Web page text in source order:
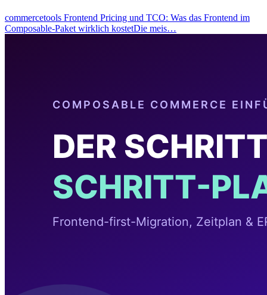
commercetools Frontend Pricing und TCO: Was das Frontend im
Composable-Paket wirklich kostetDie meis…